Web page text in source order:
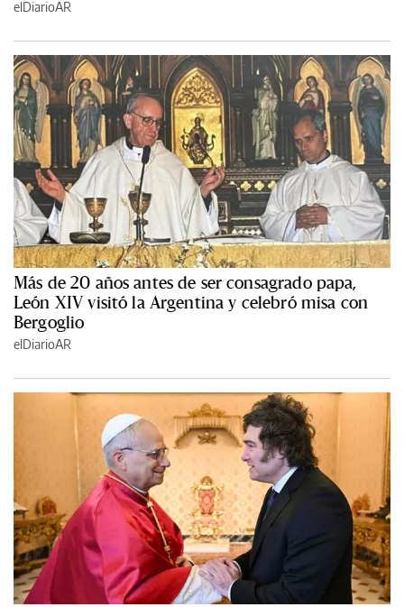
elDiarioAR
Más de 20 años antes de ser consagrado papa,
León XIV visitó la Argentina y celebró misa con
Bergoglio
elDiarioAR